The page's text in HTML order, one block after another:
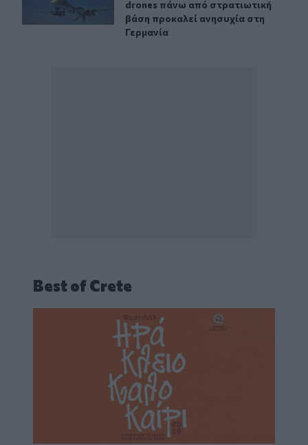
drones πάνω από στρατιωτική
βάση προκαλεί ανησυχία στη
Γερμανία
Best of Crete